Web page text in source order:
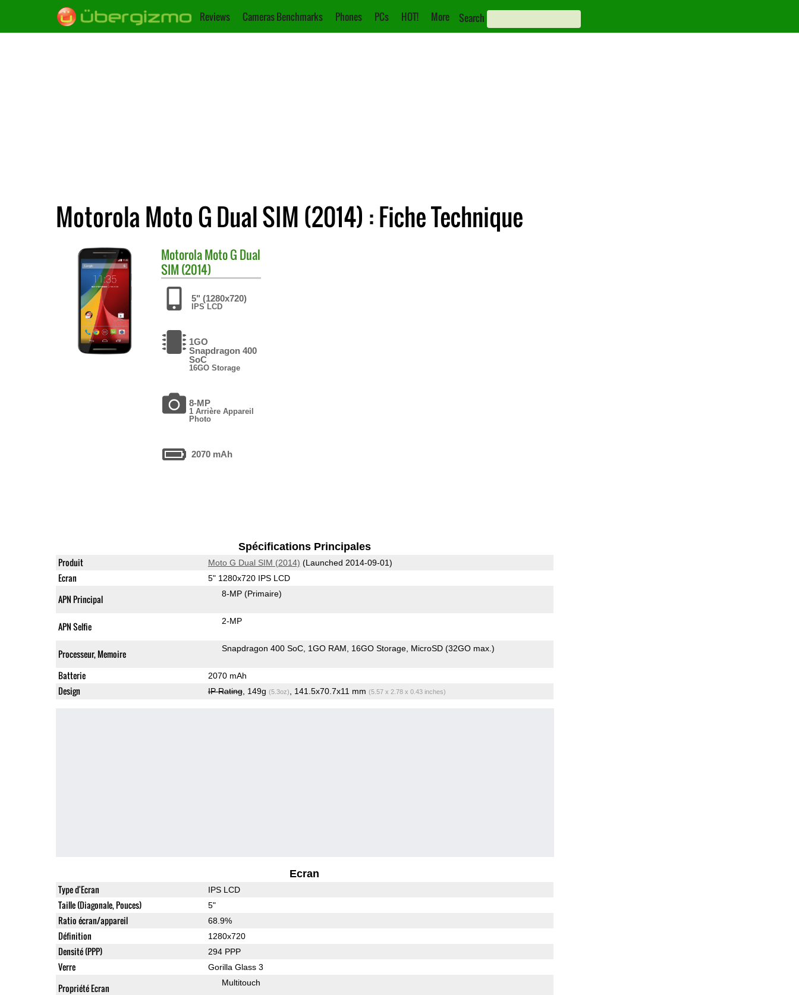
Reviews Cameras Benchmarks Phones PCs HOT! More Search
Motorola Moto G Dual SIM (2014) : Fiche Technique
MotorolaMoto G Dual
SIM (2014)
5" (1280x720)
IPS LCD
1GO
Snapdragon 400
SoC
16GO Storage
8-MP
1 Arrière Appareil
Photo
2070 mAh
Spécifications Principales
Produit Moto G Dual SIM (2014) (Launched 2014-09-01)
Ecran 5" 1280x720 IPS LCD
APN Principal 8-MP (Primaire)
APN Selfie 2-MP
Processeur, Memoire Snapdragon 400 SoC 1GO RAM 16GO Storage MicroSD (32GO max.)
Batterie 2070 mAh
Design IP Rating, 149g (5.3oz) , 141.5x70.7x11 mm (5.57 x 2.78 x 0.43 inches)
Ecran
Type d'Ecran IPS LCD
Taille (Diagonale, Pouces) 5"
Ratio écran/appareil 68.9%
Définition 1280x720
Densité (PPP) 294 PPP
Verre Gorilla Glass 3
Propriété Ecran Multitouch